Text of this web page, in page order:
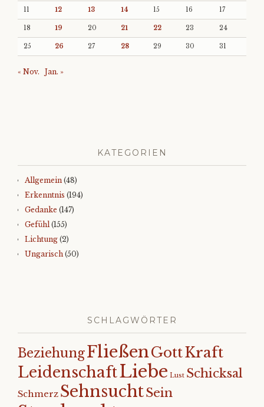
11 12 13 14 15 16 17
18 19 20 21 22 23 24
25 26 27 28 29 30 31
« Nov. Jan. »
KATEGORIEN
Allgemein (48)
Erkenntnis (194)
Gedanke (147)
Gefühl(155)
Lichtung (2)
Ungarisch (50)
SCHLAGWÖRTER
BeziehungFließenGottKraft
LeidenschaftLiebe Lust Schicksal
Schmerz SehnsuchtSein